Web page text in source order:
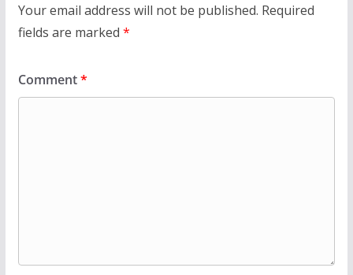
Your email address will not be published. Required
fields are marked *
Comment*